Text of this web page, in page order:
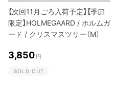
【次回11月ごろ入荷予定】【季節
限定】HOLMEGAARD / ホルムガ
ード / クリスマスツリー（M）
3,850 円
SOLD OUT